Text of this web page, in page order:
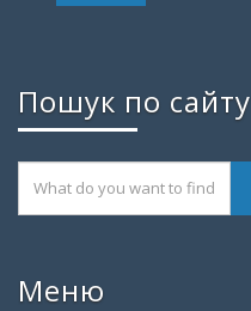
Пошук по сайту
Меню